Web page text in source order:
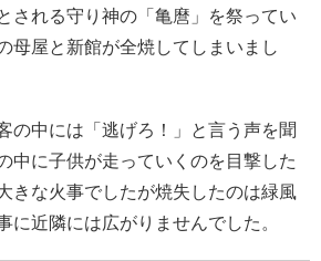
される守り神の「亀麿」を祭ってい
母屋と新館が全焼してしまいまし
の中には「逃げろ！」と言う声を聞
中に子供が走っていくのを目撃した
きな火事でしたが焼失したのは緑風
に近隣には広がりませんでした。